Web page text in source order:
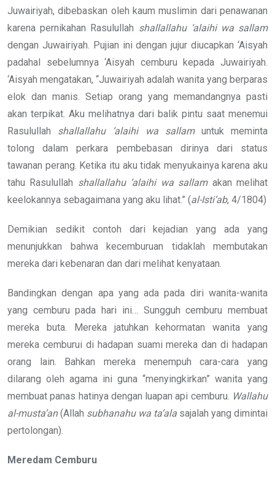
Juwairiyah, dibebaskan oleh kaum muslimin dari penawanan
karena pernikahan Rasulullah shallallahu ‘alaihi wa sallam
dengan Juwairiyah. Pujian ini dengan jujur diucapkan ‘Aisyah
padahal sebelumnya ‘Aisyah cemburu kepada Juwairiyah.
‘Aisyah mengatakan, “Juwairiyah adalah wanita yang berparas
elok dan manis. Setiap orang yang memandangnya pasti
akan terpikat. Aku melihatnya dari balik pintu saat menemui
Rasulullah shallallahu ‘alaihi wa sallamuntuk meminta
tolong dalam perkara pembebasan dirinya dari status
tawanan perang. Ketika itu aku tidak menyukainya karena aku
tahu Rasulullah shallallahu ‘alaihi wa sallamakan melihat
keelokannya sebagaimana yang aku lihat.” (al-Isti’ab, 4/1804)
Demikian sedikit contoh dari kejadian yang ada yang
menunjukkan bahwa kecemburuan tidaklah membutakan
mereka dari kebenaran dan dari melihat kenyataan.
Bandingkan dengan apa yang ada pada diri wanita-wanita
yang cemburu pada hari ini… Sungguh cemburu membuat
mereka buta. Mereka jatuhkan kehormatan wanita yang
mereka cemburui di hadapan suami mereka dan di hadapan
orang lain. Bahkan mereka menempuh cara-cara yang
dilarang oleh agama ini guna “menyingkirkan” wanita yang
membuat panas hatinya dengan luapan api cemburu. Wallahu
al-musta’an(Allah subhanahu wa ta’ala sajalah yang dimintai
pertolongan).
Meredam Cemburu